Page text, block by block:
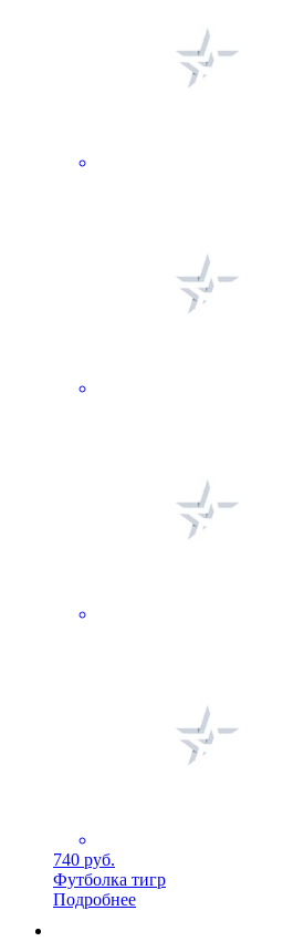
740 руб.
Футболка тигр
Подробнее